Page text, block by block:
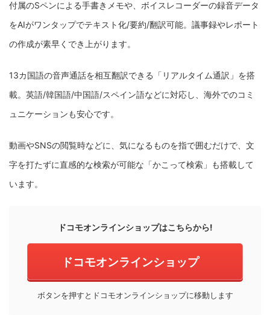
付属のSペンによる手書きメモや、ボイスレコーダーの録音データ
をAIがワンタップでテキスト化/要約/翻訳可能。議事録やレポート
の作成が素早くでき上がります。
13カ国語の音声通話を相互翻訳できる「リアルタイム通訳」を搭
載。英語/韓国語/中国語/スペイン語などに対応し、海外でのコミ
ュニケーションも安心です。
動画やSNSの閲覧時などに、気になるものを指で囲むだけで、文
字を打たずに直感的な検索が可能な「かこって検索」も搭載して
います。
ドコモオンラインショップはこちらから!
ドコモオンラインショップ
ボタンを押すとドコモオンラインショップに移動します